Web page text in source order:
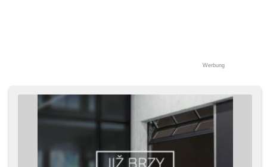
Werbung